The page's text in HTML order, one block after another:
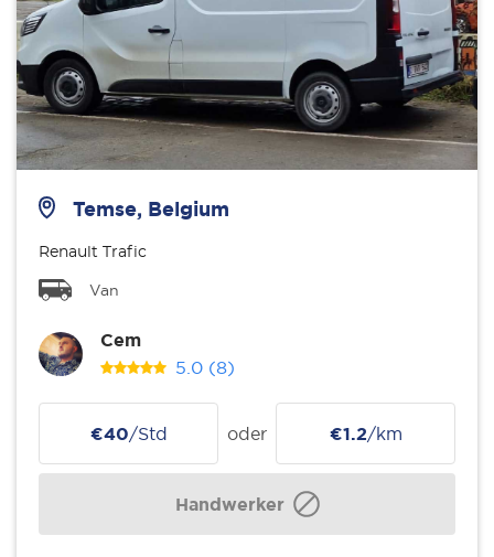
Temse, Belgium
Renault Trafic
Van
Cem
5.0 (8)
€40/Std oder €1.2/km
Handwerker